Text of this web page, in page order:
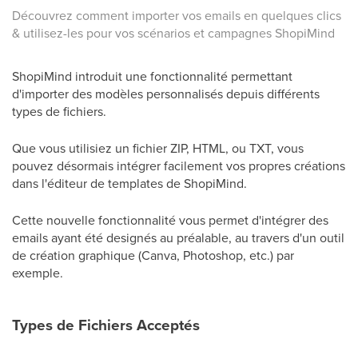
Découvrez comment importer vos emails en quelques clics
& utilisez-les pour vos scénarios et campagnes ShopiMind
ShopiMind introduit une fonctionnalité permettant
d'importer des modèles personnalisés depuis différents
types de fichiers.
Que vous utilisiez un fichier ZIP, HTML, ou TXT, vous
pouvez désormais intégrer facilement vos propres créations
dans l'éditeur de templates de ShopiMind.
Cette nouvelle fonctionnalité vous permet d'intégrer des
emails ayant été designés au préalable, au travers d'un outil
de création graphique (Canva, Photoshop, etc.) par
exemple.
Types de Fichiers Acceptés